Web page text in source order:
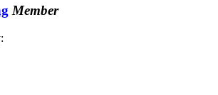
Member